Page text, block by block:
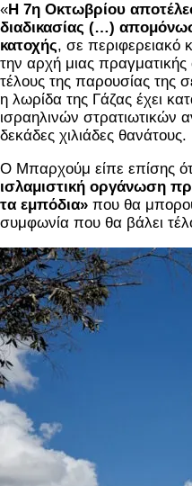
«Η 7η Οκτωβρίου
διαδικασίας (…)
κατοχής, σε περιφερειακό
την αρχή μιας
τέλους της παρουσίας της
η λωρίδα της Γάζας έχει
ισραηλινών στρατιωτικών
δεκάδες χιλιάδες θανάτους.
Ο Μπαρχούμ είπε επίσης
ισλαμιστική οργάνωση
τα εμπόδια» που θα
συμφωνία που θα βάλει